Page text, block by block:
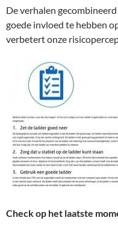
De verhalen
goede invloed te hebben
verbetert onze
Check op het laatste